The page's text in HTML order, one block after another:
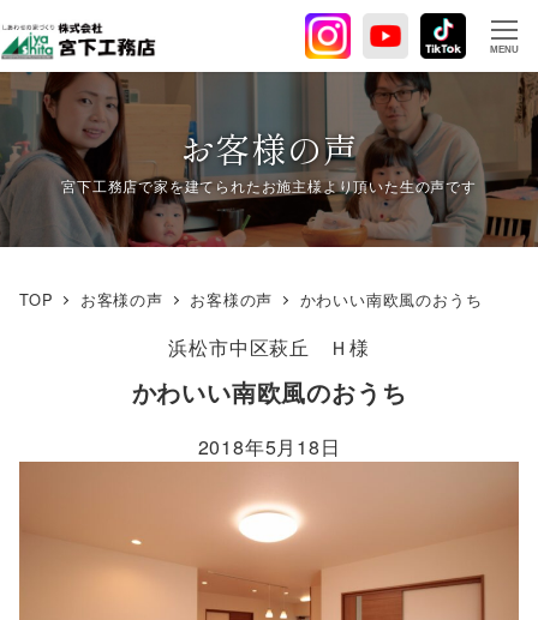
イ
ン
コ
テ
ン
ツ
へ
MENU
お客様の声
TOP お客様の声 お客様の声 かわいい南欧風のおうち
浜松市中区萩丘 Ｈ様
かわいい南欧風のおうち
2018年5月18日